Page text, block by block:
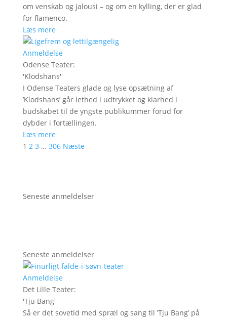
om venskab og jalousi – og om en kylling, der er glad
for flamenco.
Læs mere
Anmeldelse
Odense Teater:
'Klodshans'
I Odense Teaters glade og lyse opsætning af
’Klodshans’ går lethed i udtrykket og klarhed i
budskabet til de yngste publikummer forud for
dybder i fortællingen.
Læs mere
1 2 3 … 306 Næste
Seneste anmeldelser
Seneste anmeldelser
Anmeldelse
Det Lille Teater:
'Tju Bang'
Så er det sovetid med spræl og sang til ’Tju Bang’ på